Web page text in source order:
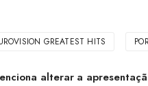
GREATEST HITS
alterar a